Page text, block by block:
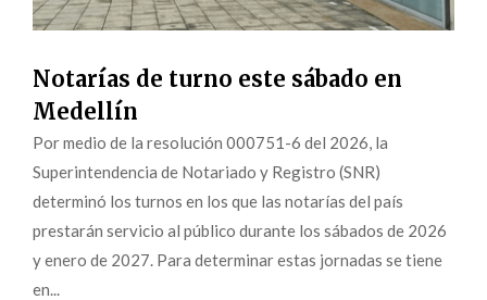
Notarías de turno este sábado en
Medellín
Por medio de la resolución 000751-6 del 2026, la
Superintendencia de Notariado y Registro (SNR)
determinó los turnos en los que las notarías del país
prestarán servicio al público durante los sábados de 2026
y enero de 2027. Para determinar estas jornadas se tiene
en...